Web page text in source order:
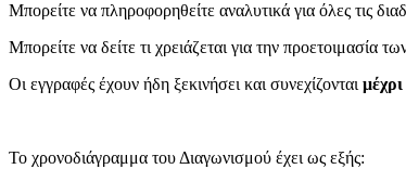
Μπορείτε να πληροφορηθείτε αναλυτικά για όλες τις
Μπορείτε να δείτε τι χρειάζεται για την προετοιμασία
Οι εγγραφές έχουν ήδη ξεκινήσει και συνεχίζονται
Το χρονοδιάγραμμα του Διαγωνισμού έχει ως εξής: